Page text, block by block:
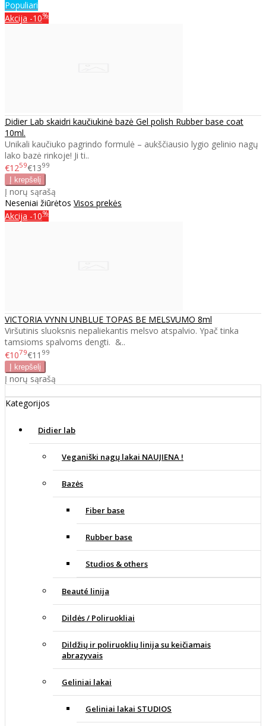
Populiari
Akcija -10%
Didier Lab skaidri kaučiukinė bazė Gel polish Rubber base coat
10ml.
Unikali kaučiuko pagrindo formulė – aukščiausio lygio gelinio nagų
lako bazė rinkoje! Ji ti..
€1259€1399
Į norų sąrašą
Neseniai žiūrėtos Visos prekės
Akcija -10%
VICTORIA VYNN UNBLUE TOPAS BE MELSVUMO 8ml
Viršutinis sluoksnis nepaliekantis melsvo atspalvio. Ypač tinka
tamsioms spalvoms dengti. &..
€1079€11 99
Į norų sąrašą
Kategorijos
Didier lab
Veganiški nagų lakai NAUJIENA !
Bazės
Fiber base
Rubber base
Studios & others
Beauté linija
Dildės / Poliruokliai
Dildžių ir poliruoklių linija su keičiamais
abrazyvais
Geliniai lakai
Geliniai lakai STUDIOS